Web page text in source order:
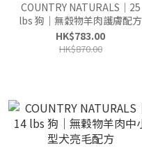
COUNTRY NATURALS｜25
lbs 狗｜無穀物羊肉護膚配方
HK$783.00
HK$870.00